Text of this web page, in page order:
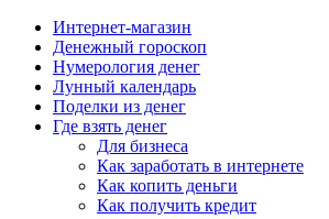
Интернет-магазин
Денежный гороскоп
Нумерология денег
Лунный календарь
Поделки из денег
Где взять денег
Для бизнеса
Как заработать в интернете
Как копить деньги
Как получить кредит